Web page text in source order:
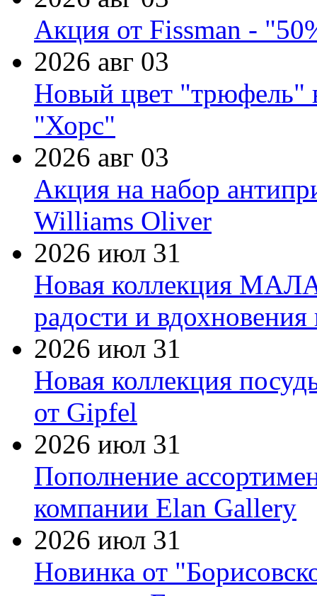
Акция от Fissman -
2026 авг 03
Новый цвет "трюфель"
"Хорс"
2026 авг 03
Акция на набор
Williams Oliver
2026 июл 31
Новая коллекция
радости и
2026 июл 31
Новая коллекция
от Gipfel
2026 июл 31
Пополнение
компании Elan Gallery
2026 июл 31
Новинка от